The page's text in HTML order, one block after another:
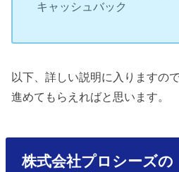
キャッシュバック
以下、詳しい説明に入りますの
進めてもらえればと思います。
株式会社プロシーズの